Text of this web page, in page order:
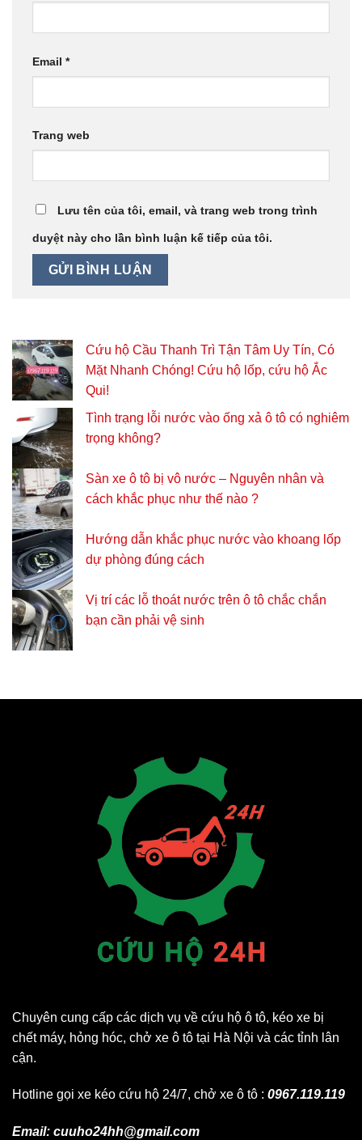
Email *
Trang web
Lưu tên của tôi, email, và trang web trong trình
duyệt này cho lần bình luận kế tiếp của tôi.
Cứu hộ Cầu Thanh Trì Tận Tâm Uy Tín, Có
Mặt Nhanh Chóng! Cứu hộ lốp, cứu hộ Ắc
Qui!
Tình trạng lỗi nước vào ống xả ô tô có nghiêm
trọng không?
Sàn xe ô tô bị vô nước – Nguyên nhân và
cách khắc phục như thế nào ?
Hướng dẫn khắc phục nước vào khoang lốp
dự phòng đúng cách
Vị trí các lỗ thoát nước trên ô tô chắc chắn
bạn cần phải vệ sinh
Chuyên cung cấp các dịch vụ về cứu hộ ô tô, kéo xe bị
chết máy, hỏng hóc, chở xe ô tô tại Hà Nội và các tỉnh lân
cận.
Hotline gọi xe kéo cứu hộ 24/7, chở xe ô tô : 0967.119.119
Email: cuuho24hh@gmail.com